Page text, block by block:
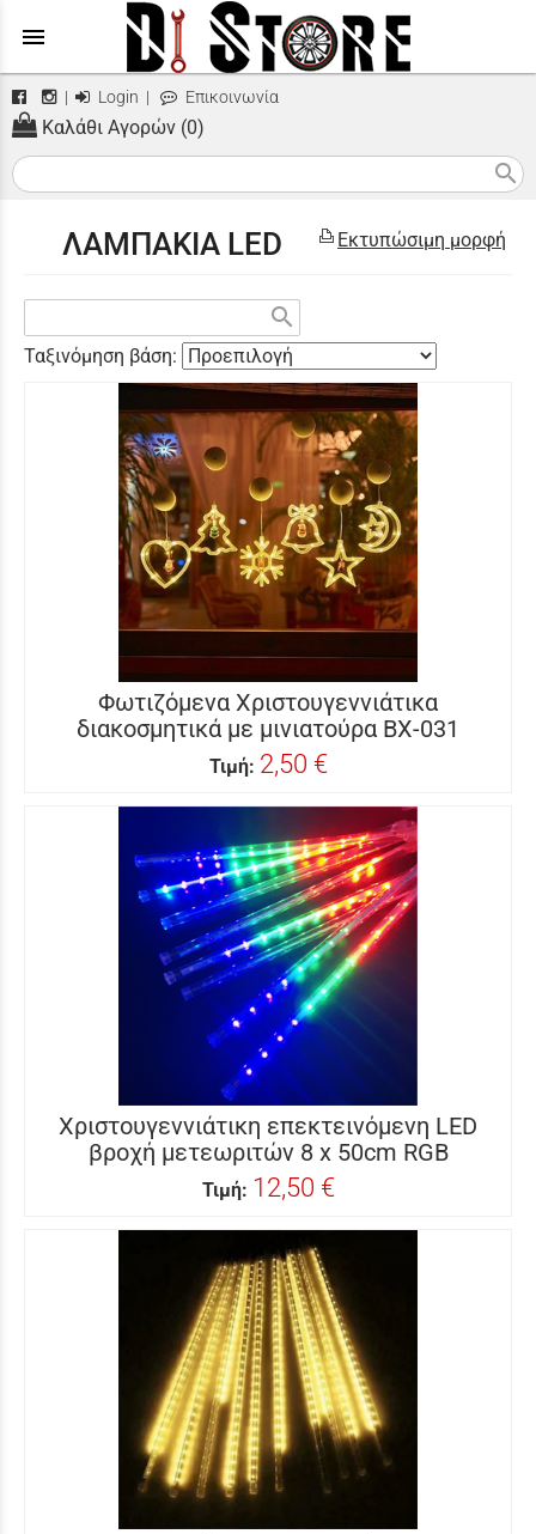
menu
| Login | Επικοινωνία
Καλάθι Αγορών (0)
search
Εκτυπώσιμη μορφή
ΛΑΜΠΑΚΙΑ LED
search
Ταξινόμηση βάση:
Φωτιζόμενα Χριστουγεννιάτικα
διακοσμητικά με μινιατούρα BX-031
Τιμή: 2,50 €
Χριστουγεννιάτικη επεκτεινόμενη LED
βροχή μετεωριτών 8 x 50cm RGB
Τιμή: 12,50 €